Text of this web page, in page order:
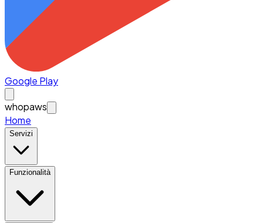
Google Play
whopaws
Home
Servizi
Funzionalità